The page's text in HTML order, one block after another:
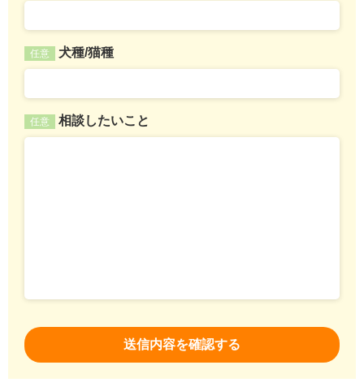
任意 犬種/猫種
任意 相談したいこと